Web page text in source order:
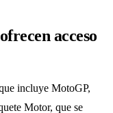
acceso
incluye MotoGP,
Motor, que se